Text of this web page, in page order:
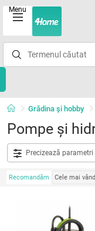
Menu
Grădina şi hobby
Pompe şi
Precizează parametri
Recomandăm Cele mai